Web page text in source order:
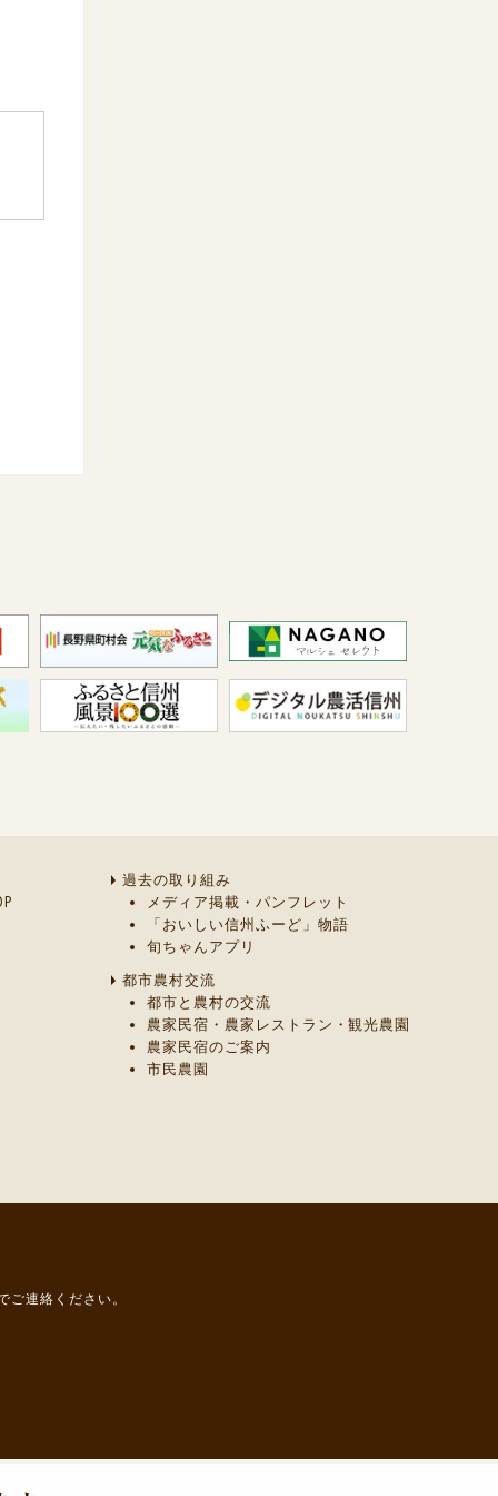
過去の取り組み
メディア掲載・パンフレット
「おいしい信州ふーど」物語
旬ちゃんアプリ
都市農村交流
都市と農村の交流
農家民宿・農家レストラン・観光農園
農家民宿のご案内
市民農園
連絡ください。